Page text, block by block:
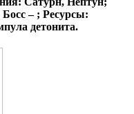
– ; Ресурсы:
детонита.